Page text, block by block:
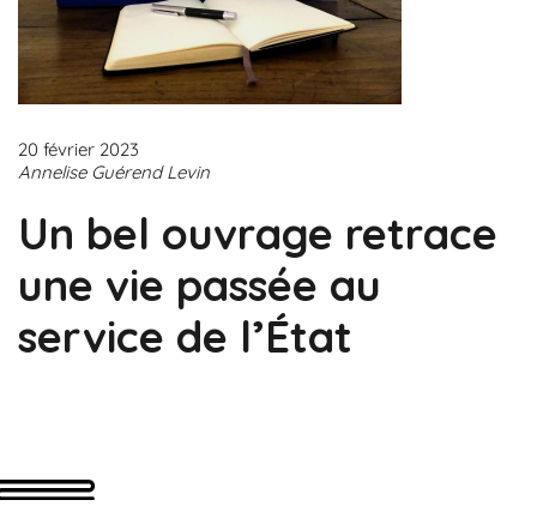
20 février 2023
Annelise Guérend Levin
Un bel ouvrage retrace
une vie passée au
service de l’État